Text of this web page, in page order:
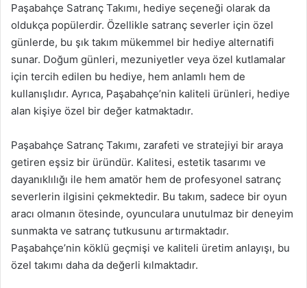
Paşabahçe Satranç Takımı, hediye seçeneği olarak da
oldukça popülerdir. Özellikle satranç severler için özel
günlerde, bu şık takım mükemmel bir hediye alternatifi
sunar. Doğum günleri, mezuniyetler veya özel kutlamalar
için tercih edilen bu hediye, hem anlamlı hem de
kullanışlıdır. Ayrıca, Paşabahçe’nin kaliteli ürünleri, hediye
alan kişiye özel bir değer katmaktadır.
Paşabahçe Satranç Takımı, zarafeti ve stratejiyi bir araya
getiren eşsiz bir üründür. Kalitesi, estetik tasarımı ve
dayanıklılığı ile hem amatör hem de profesyonel satranç
severlerin ilgisini çekmektedir. Bu takım, sadece bir oyun
aracı olmanın ötesinde, oyunculara unutulmaz bir deneyim
sunmakta ve satranç tutkusunu artırmaktadır.
Paşabahçe’nin köklü geçmişi ve kaliteli üretim anlayışı, bu
özel takımı daha da değerli kılmaktadır.